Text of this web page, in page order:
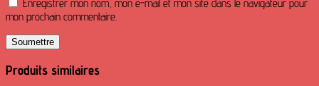
Enregistrer mon nom, mon e-mail et mon site dans le navigateur pour
mon prochain commentaire.
Produits similaires